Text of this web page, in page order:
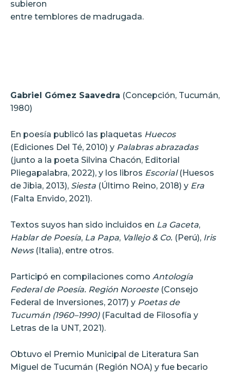
subieron
entre temblores de madrugada.
Gabriel Gómez Saavedra (Concepción, Tucumán,
1980)
En poesía publicó las plaquetas Huecos
(Ediciones Del Té, 2010) y Palabras abrazadas
(junto a la poeta Silvina Chacón, Editorial
Pliegapalabra, 2022), y los libros Escorial(Huesos
de Jibia, 2013), Siesta (Último Reino, 2018) y Era
(Falta Envido, 2021).
Textos suyos han sido incluidos en La Gaceta,
Hablar de Poesía, La Papa, Vallejo & Co. (Perú), Iris
News(Italia), entre otros.
Participó en compilaciones como Antología
Federal de Poesía. Región Noroeste(Consejo
Federal de Inversiones, 2017) y Poetas de
Tucumán (1960–1990)(Facultad de Filosofía y
Letras de la UNT, 2021).
Obtuvo el Premio Municipal de Literatura San
Miguel de Tucumán (Región NOA) y fue becario